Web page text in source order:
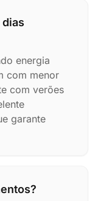
energia
com menor
com verões
garante